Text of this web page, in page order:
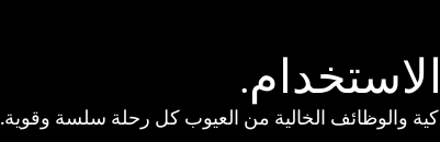
والوظائف الخالية من العيوب كل رحلة سلسة وقوية.